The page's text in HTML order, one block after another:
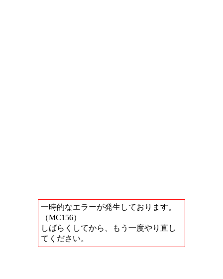
一時的なエラーが発生しております。
（MC156）
しばらくしてから、もう一度やり直し
てください。